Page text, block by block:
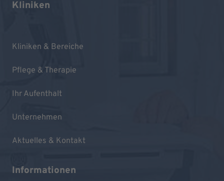
Kliniken
Kliniken & Bereiche
Pflege & Therapie
Ihr Aufenthalt
Unternehmen
Aktuelles & Kontakt
Informationen